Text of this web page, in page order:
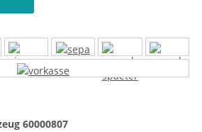
60000807